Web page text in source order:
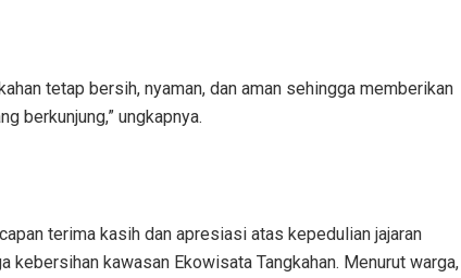
tetap bersih, nyaman, dan aman sehingga memberikan
berkunjung,” ungkapnya.
terima kasih dan apresiasi atas kepedulian jajaran
kebersihan kawasan Ekowisata Tangkahan. Menurut warga,